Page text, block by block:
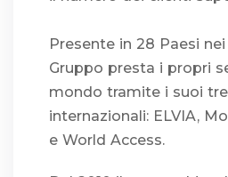
Presente in 28 Paesi
Gruppo presta i propri
mondo tramite i suoi
internazionali: ELVIA,
e World Access.